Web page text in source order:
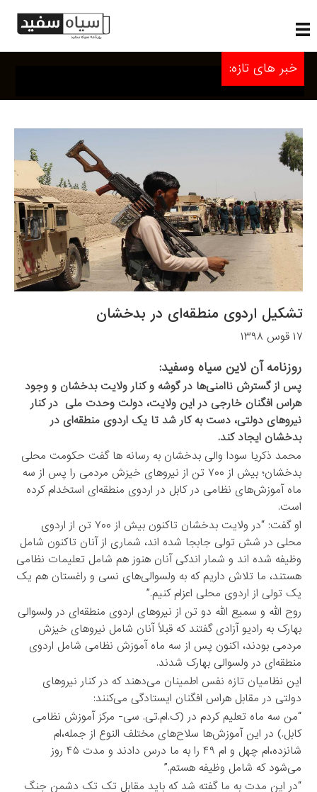
خبر های تازه:
تشکیل اردوی منطقه‌ای در بدخشان
۱۷ قوس ۱۳۹۸
روزنامه آن لاین سیاه وسفید:
پس از گسترش ناامنی‌ها در گوشه و کنار ولایت بدخشان و وجود
هراس افگنان خارجی در این ولایت، دولت وحدت ملی در کنار
نیروهای دولتی، دست به کار شد تا یک اردوی منطقه‌‌ای در
بدخشان ایجاد کند.
محمد ذکریا سودا والی بدخشان به رسانه ها گفت حکومت محلی
بدخشان؛ بیش از ۷۰۰ تن از نیروهای خیزش مردمی را پس از سه
ماه آموزش‌های نظامی در کابل در اردوی منطقه‌ای استخدام کرده
است.
او گفت: “در ولایت بدخشان تاکنون بیش از ۷۰۰ تن از اردوی
محلی در شش تولی جابجا شده اند، شماری از آنان تاکنون شامل
وظیفه شده اند و شمار اندکی آنان هنوز هم شامل تعلیمات نظامی
هستند، ما تلاش داریم که به ولسوالی‌های نسی و راغستان هم یک
یک تولی از اردوی محلی اعزام کنیم.”
روح الله و سمیع الله دو تن از نیروهای اردوی منطقه‌ای در ولسوالی
بهارک به رادیو آزادی گفتند که قبلاً آنان شامل نیروهای خیزش
مردمی بودند، اکنون پس از سه ماه آموزش نظامی شامل اردوی
منطقه‌ای در ولسوالی بهارک شدند.
این نظامیان تازه نفس اطمینان می‌دهند که در کنار نیروهای
دولتی در مقابل هراس افگنان ایستادگی می‌کنند:
“من سه ماه تعلیم کردم در (ک.ام.تی. سی- مرکز آموزش نظامی
کابل.) در این آموزش‌ها سلاح‌های مختلف النوع از جمله،‌ام
شانزده،‌ام چهل و‌ ام ۴۹ را به ما درس دادند و مدت ۴۵ روز
می‌شود که شامل وظیفه هستم.”
“در این مدت به ما گفته شد که باید مقابل تک تک دشمن جنگ